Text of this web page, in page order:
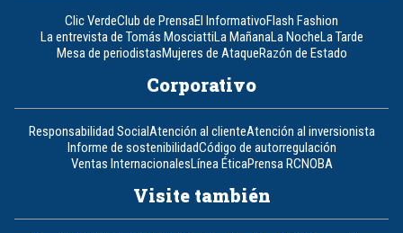
Clic VerdeClub de PrensaEl InformativoFlash Fashion
La entrevista de Tomás MosciattiLa MañanaLa NocheLa Tarde
Mesa de periodistasMujeres de AtaqueRazón de Estado
Corporativo
Responsabilidad SocialAtención al clienteAtención al inversionista
Informe de sostenibilidadCódigo de autorregulación
Ventas InternacionalesLínea ÉticaPrensa RCNOBA
Visite también